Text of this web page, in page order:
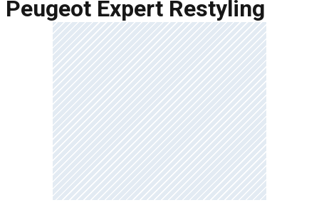
Peugeot Expert Restyling